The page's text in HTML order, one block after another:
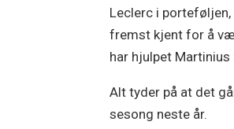
Leclerc i
fremst kjent for å
har hjulpet
Alt tyder på at det
sesong neste år.